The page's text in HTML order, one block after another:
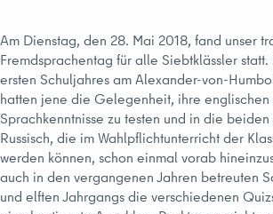
Am Dienstag, den 28. Mai 2018, fand unser
Fremdsprachentag für alle Siebtklässler statt.
ersten Schuljahres am Alexander-von-
hatten jene die Gelegenheit, ihre englischen
Sprachkenntnisse zu testen und in die
Russisch, die im Wahlpflichtunterricht der
werden können, schon einmal vorab
auch in den vergangenen Jahren betreuten
und elften Jahrgangs die verschiedenen